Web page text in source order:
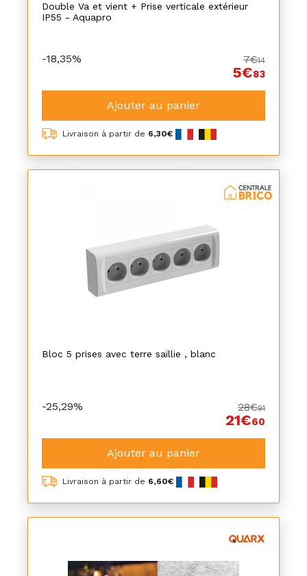
Double Va et vient + Prise verticale extérieur
IP55 - Aquapro
-18,35% 7€14
5€83
Ajouter au panier
Livraison à partir de 6,30€
Bloc 5 prises avec terre saillie , blanc
-25,29% 28€91
21€60
Ajouter au panier
Livraison à partir de 6,60€